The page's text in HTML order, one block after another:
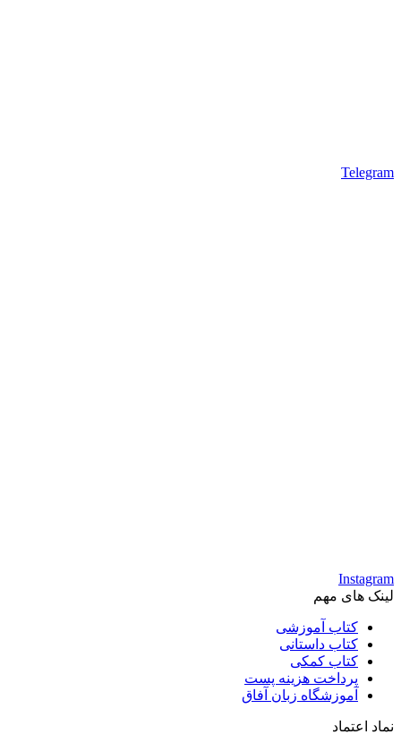
Telegram
Instagram
لینک های مهم
کتاب آموزشی
کتاب داستانی
کتاب کمکی
پرداخت هزینه پست
آموزشگاه زبان آفاق
نماد اعتماد